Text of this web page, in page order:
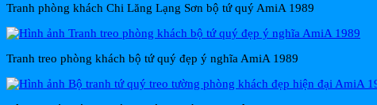
Tranh phòng khách Chi Lăng Lạng Sơn bộ tứ quý AmiA 1989
Tranh treo phòng khách bộ tứ quý đẹp ý nghĩa AmiA 1989